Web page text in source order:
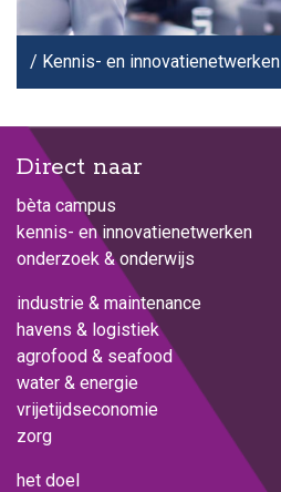
Kennis- en innovatienetwerken
Direct naar
bèta campus
kennis- en innovatienetwerken
onderzoek & onderwijs
industrie & maintenance
havens & logistiek
agrofood & seafood
water & energie
vrijetijdseconomie
zorg
het doel